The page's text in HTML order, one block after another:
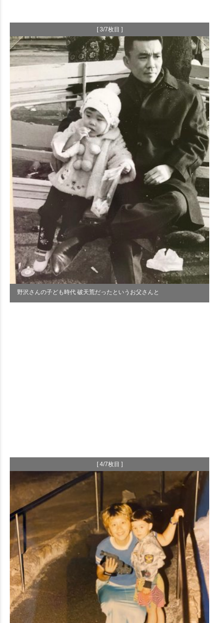
[ 3/7枚目 ]
野沢さんの子ども時代 破天荒だったというお父さんと
[ 4/7枚目 ]